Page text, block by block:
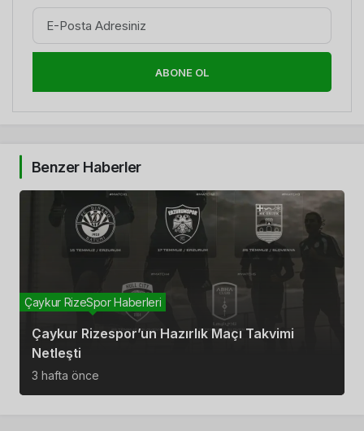
ABONE OL
Benzer Haberler
Çaykur Rizespor’un Hazırlık Maçı Takvimi
Netleşti
Çaykur RizeSpor Haberleri
3 hafta önce
Çaykur Rizespor – Tümosan Konyaspor Maçı
Biletleri Satışta
Çaykur RizeSpor Haberleri
3 ay önce